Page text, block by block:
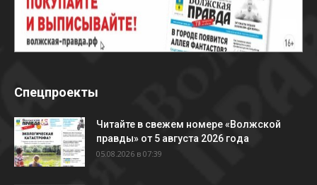
Спецпроекты
Читайте в свежем номере «Волжской
правды» от 5 августа 2026 года
05.08.2026 в 07:39